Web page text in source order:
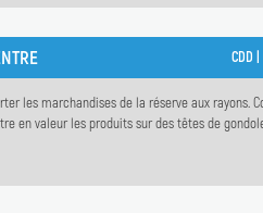
CDD |
les marchandises de la réserve aux rayons.
en valeur les produits sur des têtes de